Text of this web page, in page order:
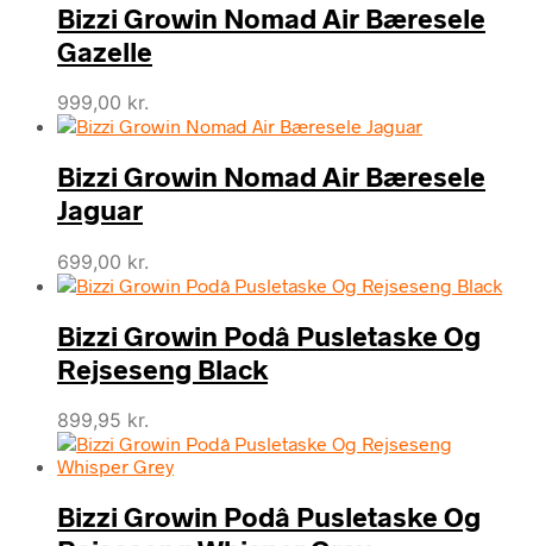
Bizzi Growin Nomad Air Bæresele
Gazelle
999,00 kr.
Bizzi Growin Nomad Air Bæresele
Jaguar
699,00 kr.
Bizzi Growin Podâ Pusletaske Og
Rejseseng Black
899,95 kr.
Bizzi Growin Podâ Pusletaske Og